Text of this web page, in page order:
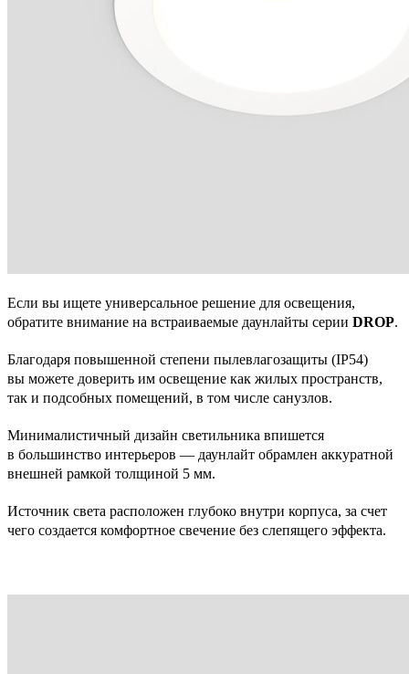
Если вы ищете универсальное решение для освещения,
обратите внимание на встраиваемые даунлайты серии DROP.
Благодаря повышенной степени пылевлагозащиты (IP54)
вы можете доверить им освещение как жилых пространств,
так и подсобных помещений, в том числе санузлов.
Минималистичный дизайн светильника впишется
в большинство интерьеров — даунлайт обрамлен аккуратной
внешней рамкой толщиной 5 мм.
Источник света расположен глубоко внутри корпуса, за счет
чего создается комфортное свечение без слепящего эффекта.